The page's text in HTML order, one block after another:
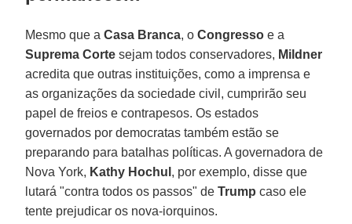
Mesmo que aCasa Branca, oCongresso e a
Suprema Corte sejam todos conservadores, Mildner
acredita que outras instituições, como a imprensa e
as organizações da sociedade civil, cumprirão seu
papel de freios e contrapesos. Os estados
governados por democratas também estão se
preparando para batalhas políticas. A governadora de
Nova York, Kathy Hochul , por exemplo, disse que
lutará "contra todos os passos" deTrump caso ele
tente prejudicar os nova-iorquinos.